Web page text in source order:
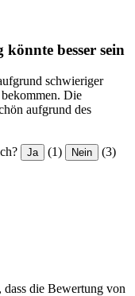
besser sein
schwieriger
Die
aufgrund des
Ja (1) Nein (3)
die Bewertung von